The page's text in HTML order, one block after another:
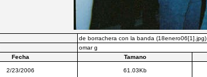
de borrachera con la banda (18enero06[1].jpg)
omar g
Fecha
Tamano
2/23/2006 61.03Kb